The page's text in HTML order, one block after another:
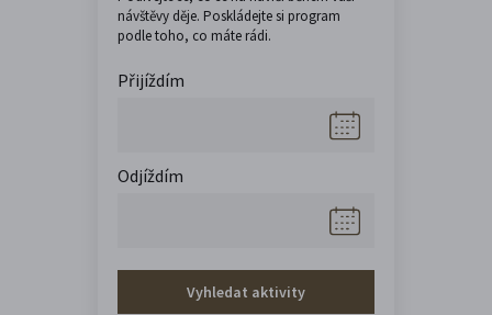
návštěvy děje. Poskládejte si program
podle toho, co máte rádi.
Přijíždím
Odjíždím
Vyhledat aktivity